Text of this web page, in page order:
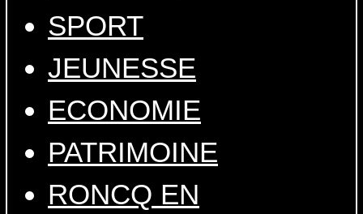
SPORT
JEUNESSE
ECONOMIE
PATRIMOINE
RONCQ EN